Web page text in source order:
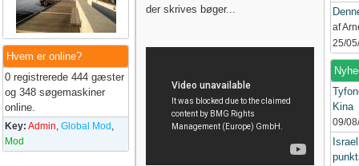
Hvem er online?
0 registrerede 444 gæster
og 348 søgemaskiner
online.
Key: Admin, Global Mod ,
Mod
der skrives bøger...
af
25/
Kina
09/